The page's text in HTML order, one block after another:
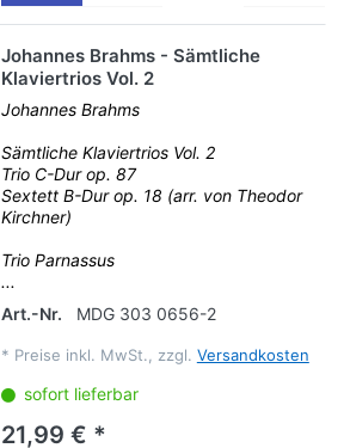
Johannes Brahms - Sämtliche
Klaviertrios Vol. 2
Johannes Brahms
Sämtliche Klaviertrios Vol. 2
Trio C-Dur op. 87
Sextett B-Dur op. 18 (arr. von Theodor
Kirchner)
Trio Parnassus
...
Art.-Nr.
MDG 303 0656-2
* Preise inkl. MwSt., zzgl. Versandkosten
sofort lieferbar
21,99 € *